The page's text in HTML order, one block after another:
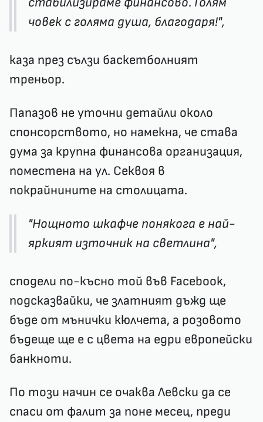
човек с голяма душа, благодаря!",
каза през сълзи баскетболният
треньор.
Папазов не уточни детайли около
спонсорството, но намекна, че става
дума за крупна финансова организация,
поместена на ул. Секвоя в
покрайнините на столицата.
"Нощното шкафче понякога е най-
яркият източник на светлина",
сподели по-късно той във Facebook,
подсказвайки, че златният дъжд ще
бъде от мънички кюлчета, а розовото
бъдеще ще е с цвета на едри европейски
банкноти.
По този начин се очаква Левски да се
спаси от фалит за поне месец, преди